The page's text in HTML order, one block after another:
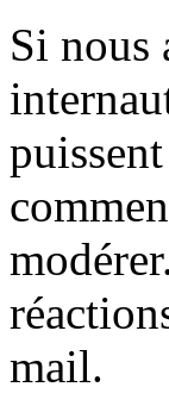
Si nous
mail.